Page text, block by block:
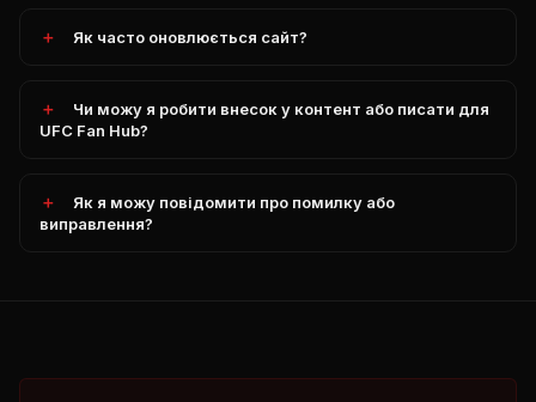
Як часто оновлюється сайт?
Чи можу я робити внесок у контент або писати для
UFC Fan Hub?
Як я можу повідомити про помилку або
виправлення?